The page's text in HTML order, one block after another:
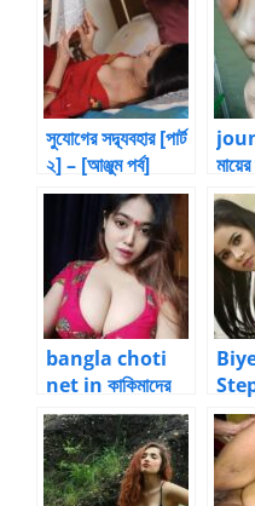
সুযোগের সদ্ব্যবহার [পার্ট
২] – [আঞ্জুম পর্ব]
bangla choti
net in কাকিমাদের
ভালবাসা – 16 by
Rishavlove76 –
Bangla New
Choti Golpo
2)